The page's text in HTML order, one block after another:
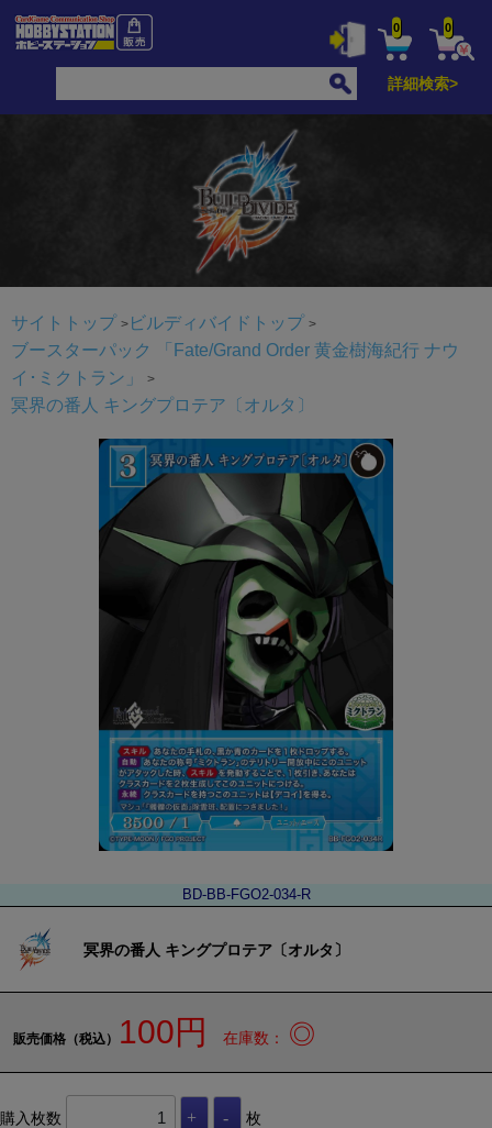
0 0
詳細検索>
サイトトップ
ビルディバイドトップ
ブースターパック 「Fate/Grand Order 黄金樹海紀行 ナウ
イ･ミクトラン」
冥界の番人 キングプロテア〔オルタ〕
BD-BB-FGO2-034-R
冥界の番人 キングプロテア〔オルタ〕
販売価格（税込） 100円 在庫数： ◎
購入枚数 枚